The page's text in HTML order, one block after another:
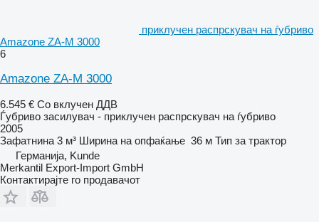
приклучен распрскувач на ѓубриво
Amazone ZA-M 3000
6
Amazone ZA-M 3000
6.545 € Со вклучен ДДВ
Ѓубриво засилувач - приклучен распрскувач на ѓубриво
2005
Зафатнина 3 м³ Ширина на опфаќање 36 м Тип за трактор
Германија, Kunde
Merkantil Export-Import GmbH
Контактирајте го продавачот